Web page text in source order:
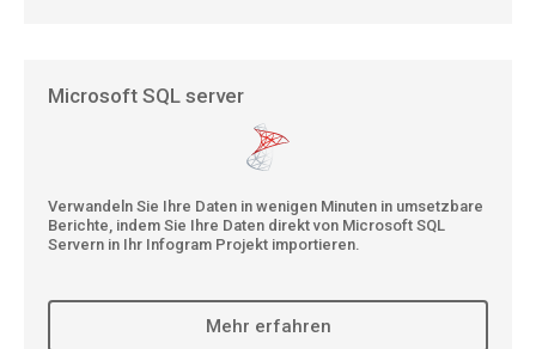
Microsoft SQL server
Verwandeln Sie Ihre Daten in wenigen Minuten in umsetzbare
Berichte, indem Sie Ihre Daten direkt von Microsoft SQL
Servern in Ihr Infogram Projekt importieren.
Mehr erfahren